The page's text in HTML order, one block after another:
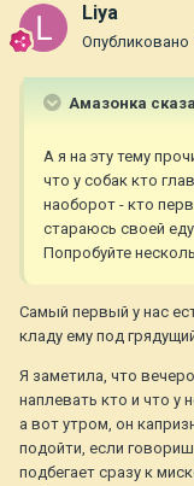
Liya
Опубликовано
Амазонка
А я на эту тему
что у собак кто
наоборот - кто
стараюсь своей
Попробуйте
Самый первый у нас
кладу ему под
Я заметила, что
наплевать кто и что у
а вот утром, он
подойти, если
подбегает сразу к